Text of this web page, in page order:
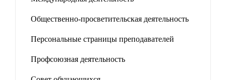
Общественно-просветительская деятельность
Персональные страницы преподавателей
Профсоюзная деятельность